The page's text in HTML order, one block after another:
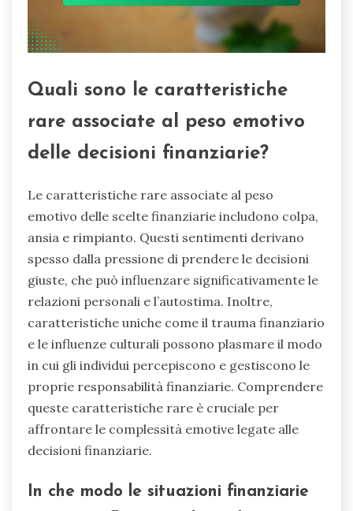
Quali sono le caratteristiche
rare associate al peso emotivo
delle decisioni finanziarie?
Le caratteristiche rare associate al peso
emotivo delle scelte finanziarie includono colpa,
ansia e rimpianto. Questi sentimenti derivano
spesso dalla pressione di prendere le decisioni
giuste, che può influenzare significativamente le
relazioni personali e l’autostima. Inoltre,
caratteristiche uniche come il trauma finanziario
e le influenze culturali possono plasmare il modo
in cui gli individui percepiscono e gestiscono le
proprie responsabilità finanziarie. Comprendere
queste caratteristiche rare è cruciale per
affrontare le complessità emotive legate alle
decisioni finanziarie.
In che modo le situazioni finanziarie